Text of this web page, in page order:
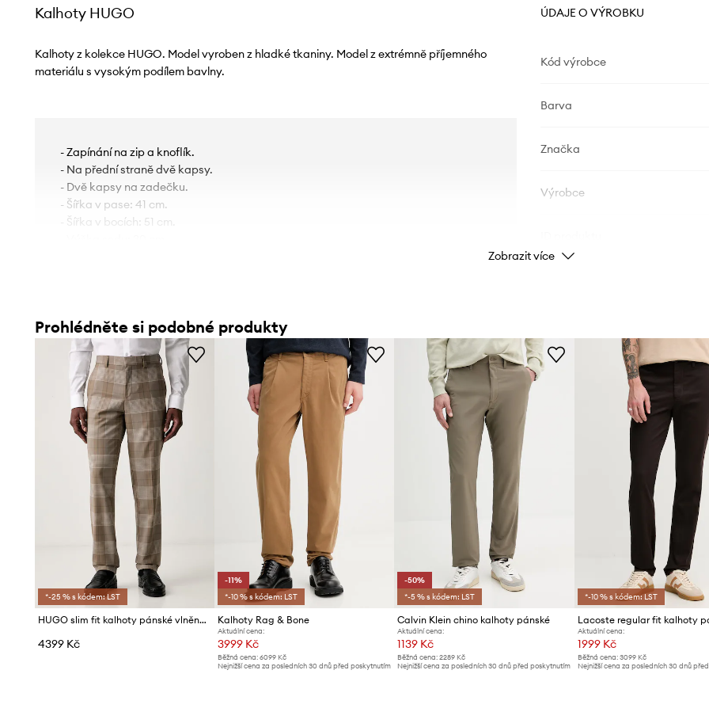
Kalhoty HUGO
Kalhoty z kolekce HUGO. Model vyroben z hladké tkaniny. Model z extrémně příjemného
materiálu s vysokým podílem bavlny.
- Zapínání na zip a knoflík.
- Na přední straně dvě kapsy.
- Dvě kapsy na zadečku.
- Šířka v pase: 41 cm.
- Šířka v bocích: 51 cm.
ÚDAJE O VÝROBKU
Kód výrobce
Barva
Značka
Výrobce
Zobrazit více
Prohlédněte si podobné produkty
*-25 % s kódem: LST
HUGO slim fit kalhoty pánské vlněné Hogan263X
4399 Kč
-11%
*-10 % s kódem: LST
Kalhoty Rag & Bone
Aktuální cena:
3999 Kč
Běžná cena:6099 Kč
Nejnižší cena za posledních 30 dnů před poskytnutím
-50%
*-5 % s kódem: LST
Calvin Klein chino kalhoty pánské
Aktuální cena:
1139 Kč
Běžná cena: 2289 Kč
Nejnižší cena za posledních 30 dnů před poskytnutím
*-10 % s kódem: LST
Aktuální cena:
1999 Kč
Běžná cena: 3099 Kč
Nejnižší cena za posledních 30 dnů